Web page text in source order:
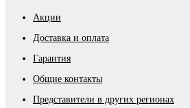
Акции
Доставка и оплата
Гарантия
Общие контакты
Представители в других регионах